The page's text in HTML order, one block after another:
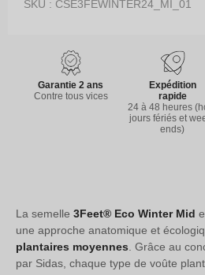
SKU : CSE3FEWINTER24_MI_01
Garantie 2 ans
Contre tous vices
Expédition
rapide
24 à 48 heures
jours fériés et
ends)
La semelle 3Feet® Eco Winter Mid
une approche anatomique et
plantaires moyennes. Grâce au
par Sidas, chaque type de voûte